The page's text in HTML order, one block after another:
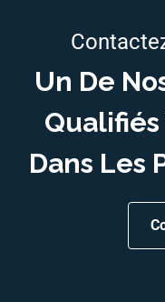
Un De
Qualifiés
Dans Les